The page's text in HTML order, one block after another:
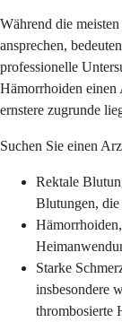
Während die
ansprechen,
professionelle
Hämorrhoiden einen
ernstere zugrunde
Suchen Sie einen
Rektale
Blutungen, die
Starke
insbesondere
thrombosierte